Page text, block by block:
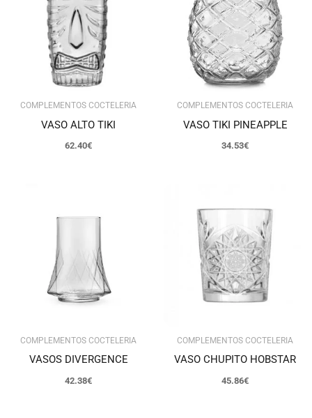
COMPLEMENTOS COCTELERIA
VASO ALTO TIKI
62.40€
COMPLEMENTOS COCTELERIA
VASO TIKI PINEAPPLE
34.53€
COMPLEMENTOS COCTELERIA
VASOS DIVERGENCE
42.38€
COMPLEMENTOS COCTELERIA
VASO CHUPITO HOBSTAR
45.86€